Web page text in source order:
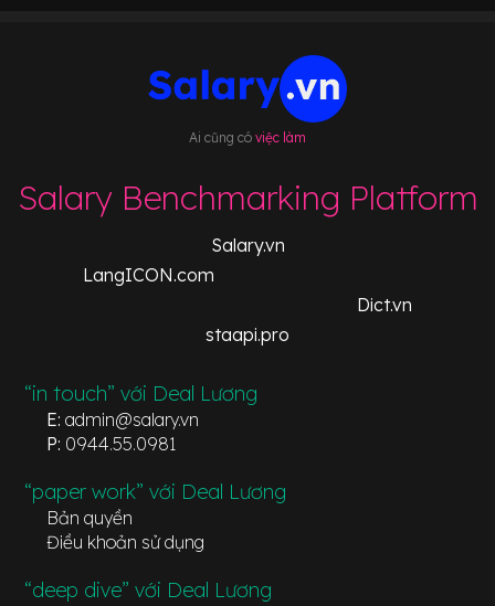
Ai cũng có việc làm
Salary Benchmarking Platform
Salary.vn
LangICON.com
Dict.vn
staapi.pro
“in touch” với Deal Lương
E: admin@salary.vn
P: 0944.55.0981
“paper work” với Deal Lương
Bản quyền
Điều khoản sử dụng
“deep dive” với Deal Lương